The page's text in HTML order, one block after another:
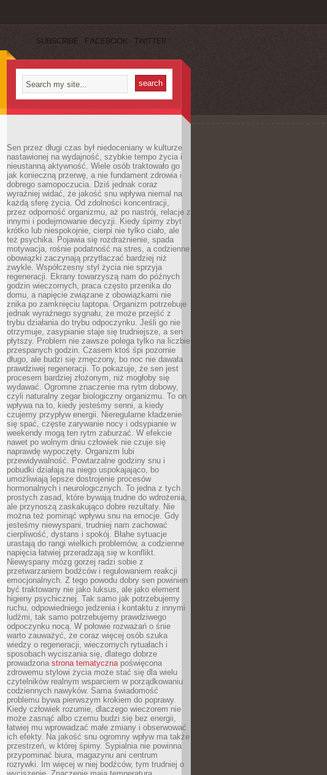
SUBSCRIBE FACEBOOK TWITTER
Sen przez długi czas był niedoceniany w kulturze
nastawionej na wydajność, szybkie tempo życia i
nieustanną aktywność. Wiele osób traktowało go
jak konieczną przerwę, a nie fundament zdrowia i
dobrego samopoczucia. Dziś jednak coraz
wyraźniej widać, że jakość snu wpływa niemal na
każdą sferę życia. Od zdolności koncentracji,
przez odporność organizmu, aż po nastrój, relacje z
innymi i podejmowanie decyzji. Kiedy śpimy zbyt
krótko lub niespokojnie, cierpi nie tylko ciało, ale
też psychika. Pojawia się rozdrażnienie, spada
motywacja, rośnie podatność na stres, a codzienne
obowiązki zaczynają przytłaczać bardziej niż
zwykle. Współczesny styl życia nie sprzyja
regeneracji. Ekrany towarzyszą nam do późnych
godzin wieczornych, praca często przenika do
domu, a napięcie związane z obowiązkami nie
znika po zamknięciu laptopa. Organizm potrzebuje
jednak wyraźnego sygnału, że może przejść z
trybu działania do trybu odpoczynku. Jeśli go nie
otrzymuje, zasypianie staje się trudniejsze, a sen
płytszy. Problem nie zawsze polega tylko na liczbie
przespanych godzin. Czasem ktoś śpi pozornie
długo, ale budzi się zmęczony, bo noc nie dawała
prawdziwej regeneracji. To pokazuje, że sen jest
procesem bardziej złożonym, niż mogłoby się
wydawać. Ogromne znaczenie ma rytm dobowy,
czyli naturalny zegar biologiczny organizmu. To on
wpływa na to, kiedy jesteśmy senni, a kiedy
czujemy przypływ energii. Nieregularne kładzenie
się spać, częste zarywanie nocy i odsypianie w
weekendy mogą ten rytm zaburzać. W efekcie
nawet po wolnym dniu człowiek nie czuje się
naprawdę wypoczęty. Organizm lubi
przewidywalność. Powtarzalne godziny snu i
pobudki działają na niego uspokajająco, bo
umożliwiają lepsze dostrojenie procesów
hormonalnych i neurologicznych. To jedna z tych
prostych zasad, które bywają trudne do wdrożenia,
ale przynoszą zaskakująco dobre rezultaty. Nie
można też pominąć wpływu snu na emocje. Gdy
jesteśmy niewyspani, trudniej nam zachować
cierpliwość, dystans i spokój. Błahe sytuacje
urastają do rangi wielkich problemów, a codzienne
napięcia łatwiej przeradzają się w konflikt.
Niewyspany mózg gorzej radzi sobie z
przetwarzaniem bodźców i regulowaniem reakcji
emocjonalnych. Z tego powodu dobry sen powinien
być traktowany nie jako luksus, ale jako element
higieny psychicznej. Tak samo jak potrzebujemy
ruchu, odpowiedniego jedzenia i kontaktu z innymi
ludźmi, tak samo potrzebujemy prawdziwego
odpoczynku nocą. W połowie rozważań o śnie
warto zauważyć, że coraz więcej osób szuka
wiedzy o regeneracji, wieczornych rytuałach i
sposobach wyciszania się, dlatego dobrze
prowadzona strona tematycznapoświęcona
zdrowemu stylowi życia może stać się dla wielu
czytelników realnym wsparciem w porządkowaniu
codziennych nawyków. Sama świadomość
problemu bywa pierwszym krokiem do poprawy.
Kiedy człowiek rozumie, dlaczego wieczorem nie
może zasnąć albo czemu budzi się bez energii,
łatwiej mu wprowadzać małe zmiany i obserwować
ich efekty. Na jakość snu ogromny wpływ ma także
przestrzeń, w której śpimy. Sypialnia nie powinna
przypominać biura, magazynu ani centrum
rozrywki. Im więcej w niej bodźców, tym trudniej o